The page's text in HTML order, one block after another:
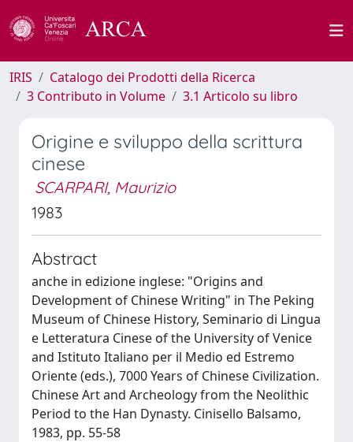
IRIS
Catalogo dei Prodotti della Ricerca
3 Contributo in Volume
3.1 Articolo su libro
Origine e sviluppo della scrittura
cinese
SCARPARI, Maurizio
1983
Abstract
anche in edizione inglese: "Origins and
Development of Chinese Writing" in The Peking
Museum of Chinese History, Seminario di Lingua
e Letteratura Cinese of the University of Venice
and Istituto Italiano per il Medio ed Estremo
Oriente (eds.), 7000 Years of Chinese Civilization.
Chinese Art and Archeology from the Neolithic
Period to the Han Dynasty. Cinisello Balsamo,
1983, pp. 55-58